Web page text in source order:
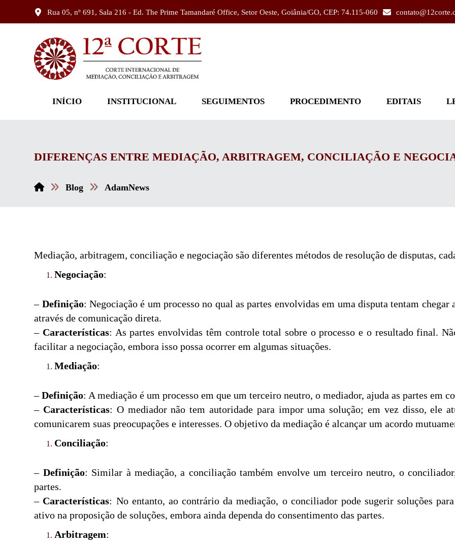
Rua 05, nº 691, Sala 216 - Ed. The Prime Tamandaré Office, Setor Oeste, Goiânia/GO, CEP: 74.115-060
INÍCIO INSTITUCIONAL SEGUIMENTOS PROCEDIMENTO EDITAIS
DIFERENÇAS ENTRE MEDIAÇÃO, ARBITRAGEM, CONCILIAÇÃO E
Blog AdamNews
Mediação, arbitragem, conciliação e negociação são diferentes métodos de resolução de disputas,
Negociação:
– Definição: Negociação é um processo no qual as partes envolvidas em uma disputa tentam
através de comunicação direta.
– Características: As partes envolvidas têm controle total sobre o processo e o resultado final.
facilitar a negociação, embora isso possa ocorrer em algumas situações.
Mediação:
–Definição: A mediação é um processo em que um terceiro neutro, o mediador, ajuda as partes em
– Características: O mediador não tem autoridade para impor uma solução; em vez disso, ele
comunicarem suas preocupações e interesses. O objetivo da mediação é alcançar um acordo
Conciliação:
– Definição: Similar à mediação, a conciliação também envolve um terceiro neutro, o
partes.
– Características: No entanto, ao contrário da mediação, o conciliador pode sugerir soluções
ativo na proposição de soluções, embora ainda dependa do consentimento das partes.
Arbitragem: